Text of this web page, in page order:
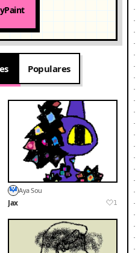
Populares
Aya Sou
Jax 1